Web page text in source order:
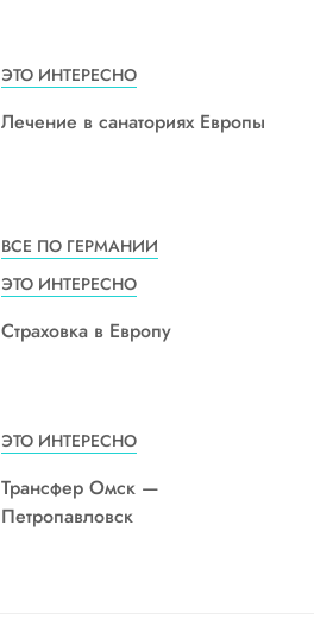
ЭТО ИНТЕРЕСНО
Лечение в санаториях Европы
ВСЕ ПО ГЕРМАНИИ
ЭТО ИНТЕРЕСНО
Страховка в Европу
ЭТО ИНТЕРЕСНО
Трансфер Омск —
Петропавловск